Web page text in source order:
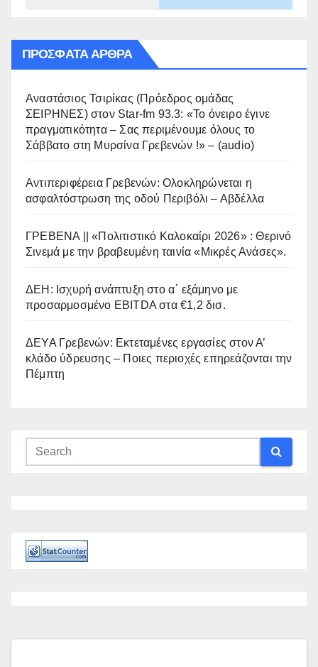
ΠΡΌΣΦΑΤΑ ΆΡΘΡΑ
Αναστάσιος Τσιρίκας (Πρόεδρος ομάδας
ΣΕΙΡΗΝΕΣ) στον Star-fm 93.3: «Το όνειρο έγινε
πραγματικότητα – Σας περιμένουμε όλους το
Σάββατο στη Μυρσίνα Γρεβενών !» – (audio)
Αντιπεριφέρεια Γρεβενών: Ολοκληρώνεται η
ασφαλτόστρωση της οδού Περιβόλι – Αβδέλλα
ΓΡΕΒΕΝΑ || «Πολιτιστικό Καλοκαίρι 2026» : Θερινό
Σινεμά με την βραβευμένη ταινία «Μικρές Ανάσες».
ΔΕΗ: Ισχυρή ανάπτυξη στο α΄ εξάμηνο με
προσαρμοσμένο EBITDA στα €1,2 δισ.
ΔΕΥΑ Γρεβενών: Εκτεταμένες εργασίες στον Α’
κλάδο ύδρευσης – Ποιες περιοχές επηρεάζονται την
Πέμπτη